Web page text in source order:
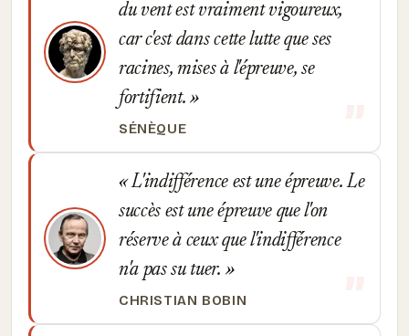
du vent est vraiment vigoureux,
car c'est dans cette lutte que ses
racines, mises à l'épreuve, se
fortifient.
SÉNÈQUE
L'indifférence est une épreuve. Le
succès est une épreuve que l'on
réserve à ceux que l'indifférence
n'a pas su tuer.
CHRISTIAN BOBIN